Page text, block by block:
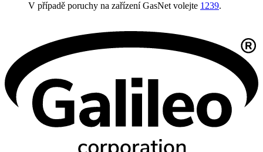
V případě poruchy na zařízení GasNet volejte 1239.